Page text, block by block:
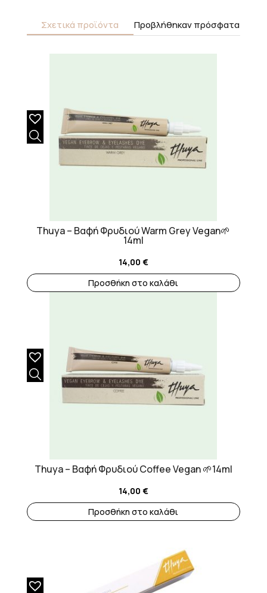
Σχετικά προϊόντα Προβλήθηκαν πρόσφατα
Thuya – Βαφή Φρυδιού Warm Grey Vegan🌱
14ml
14,00 €
Προσθήκη στο καλάθι
Thuya – Βαφή Φρυδιού Coffee Vegan 🌱14ml
14,00 €
Προσθήκη στο καλάθι